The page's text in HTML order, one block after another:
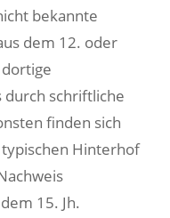
bekannte
dem 12. oder
durch schriftliche
finden sich
Hinterhof
15. Jh.